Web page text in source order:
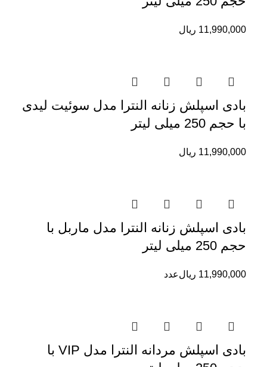
11,990,000 ریال
بادی اسپلش زنانه النترا مدل سوئیت لیدی
با حجم 250 میلی لیتر
11,990,000 ریال
بادی اسپلش زنانه النترا مدل ماربل با
حجم 250 میلی لیتر
11,990,000 ریالعدد
بادی اسپلش مردانه النترا مدل VIP با